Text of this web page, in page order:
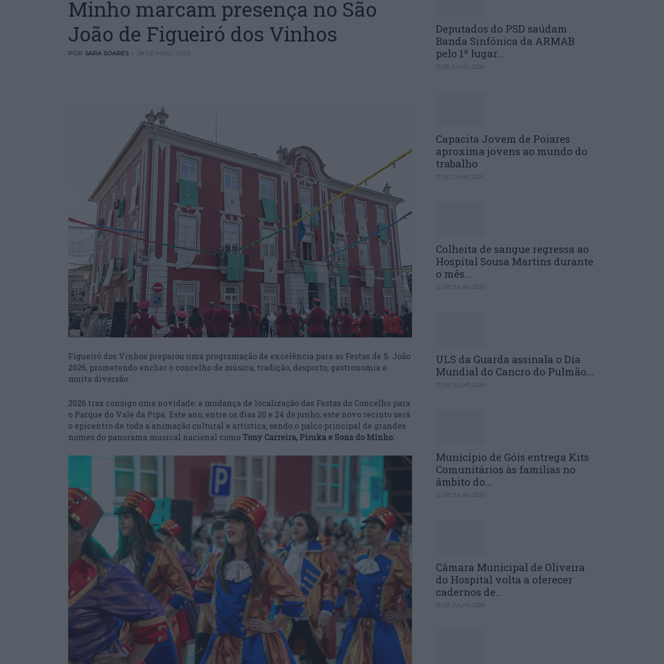
Minho marcam presença no São
João de Figueiró dos Vinhos
POR SARA SOARES - 28 DE MAIO, 2026
Figueiró dos Vinhos preparou uma programação de excelência para as Festas de S. João
2026, prometendo encher o concelho de música, tradição, desporto, gastronomia e
muita diversão.
2026 traz consigo uma novidade: a mudança de localização das Festas do Concelho para
o Parque do Vale da Pipa. Este ano, entre os dias 20 e 24 de junho, este novo recinto será
o epicentro de toda a animação cultural e artística, sendo o palco principal de grandes
nomes do panorama musical nacional comoTony Carreira, Piruka e Sons do Minho.
Deputados do PSD saúdam
Banda Sinfónica da ARMAB
pelo 1º lugar...
31 DE JULHO, 2026
Capacita Jovem de Poiares
aproxima jovens ao mundo do
trabalho
31 DE JULHO, 2026
Colheita de sangue regressa ao
Hospital Sousa Martins durante
o mês...
30 DE JULHO, 2026
ULS da Guarda assinala o Dia
Mundial do Cancro do Pulmão...
30 DE JULHO, 2026
Município de Góis entrega Kits
Comunitários às famílias no
âmbito do...
30 DE JULHO, 2026
Câmara Municipal de Oliveira
do Hospital volta a oferecer
cadernos de...
30 DE JULHO, 2026